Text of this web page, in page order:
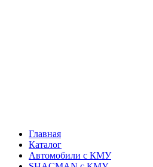
Главная
Каталог
Автомобили с КМУ